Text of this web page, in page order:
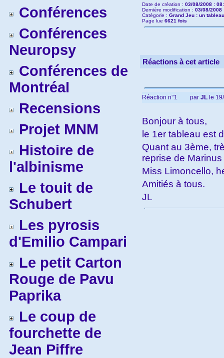
Conférences
Conférences
Neuropsy
Conférences de
Montréal
Recensions
Projet MNM
Histoire de
l'albinisme
Le touit de
Schubert
Les pyrosis
d'Emilio Campari
Le petit Carton
Rouge de Pavu
Paprika
Le coup de
fourchette de
Jean Piffre
Date de création : 03/08/2008 :
Dernière modification : 03/08/2008
Catégorie : Grand Jeu : un
Page lue 6621 fois
Réactions à cet article
Réaction n°1 par JL le
Bonjour à tous,
le 1er tableau est
Quant au 3ème,
reprise de
Miss Limoncello,
Amitiés à tous.
JL